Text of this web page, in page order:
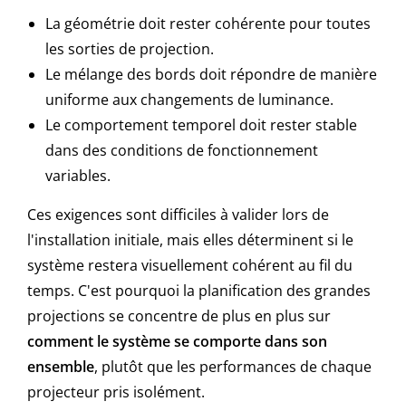
La géométrie doit rester cohérente pour toutes
les sorties de projection.
Le mélange des bords doit répondre de manière
uniforme aux changements de luminance.
Le comportement temporel doit rester stable
dans des conditions de fonctionnement
variables.
Ces exigences sont difficiles à valider lors de
l'installation initiale, mais elles déterminent si le
système restera visuellement cohérent au fil du
temps. C'est pourquoi la planification des grandes
projections se concentre de plus en plus sur
comment le système se comporte dans son
ensemble, plutôt que les performances de chaque
projecteur pris isolément.